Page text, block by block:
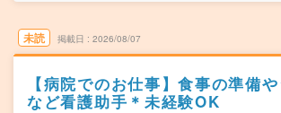
未読 掲載日 2026/08/07
【病院でのお仕事】食事の準備
など看護助手＊未経験OK